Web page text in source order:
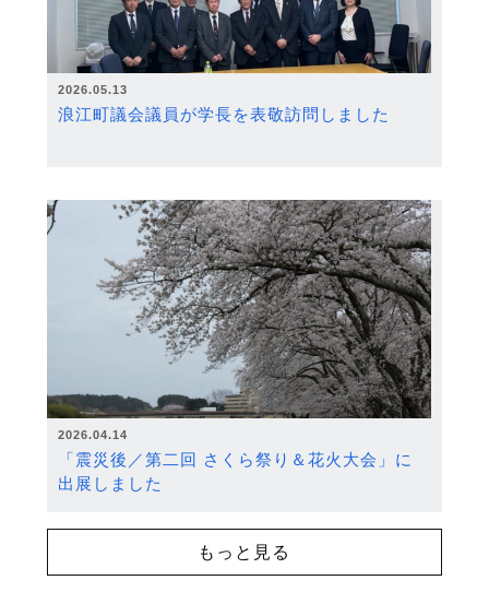
2026.05.13
浪江町議会議員が学長を表敬訪問しました
2026.04.14
「震災後／第二回 さくら祭り＆花火大会」に
出展しました
もっと見る